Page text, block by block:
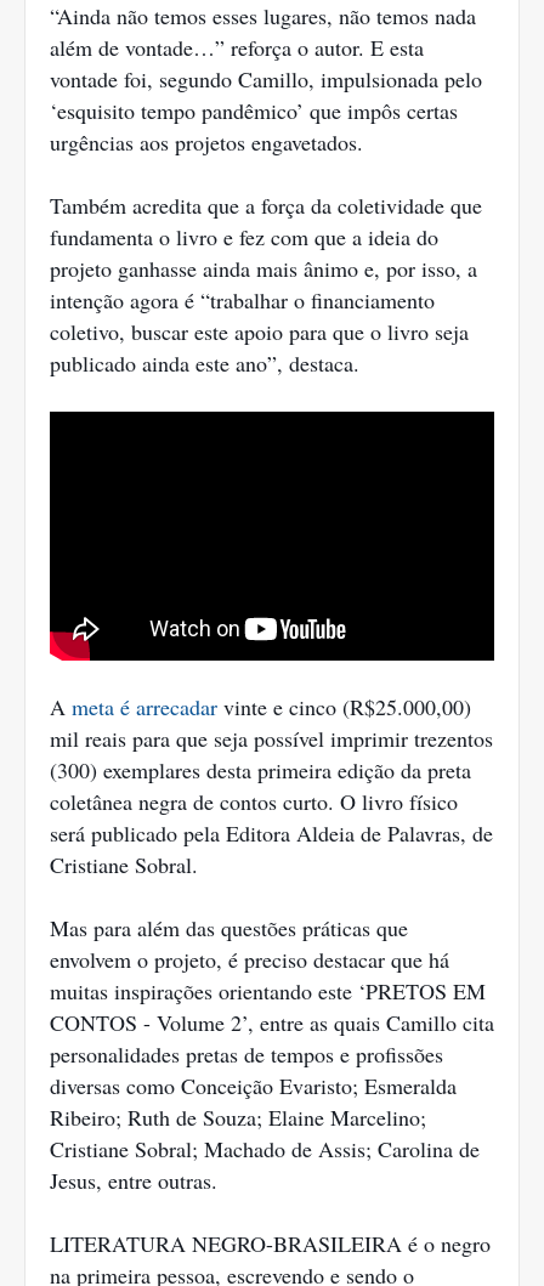
“Ainda não temos esses lugares, não temos nada
além de vontade…” reforça o autor. E esta
vontade foi, segundo Camillo, impulsionada pelo
‘esquisito tempo pandêmico’ que impôs certas
urgências aos projetos engavetados.
Também acredita que a força da coletividade que
fundamenta o livro e fez com que a ideia do
projeto ganhasse ainda mais ânimo e, por isso, a
intenção agora é “trabalhar o financiamento
coletivo, buscar este apoio para que o livro seja
publicado ainda este ano”, destaca.
A meta é arrecadar vinte e cinco (R$25.000,00)
mil reais para que seja possível imprimir trezentos
(300) exemplares desta primeira edição da preta
coletânea negra de contos curto. O livro físico
será publicado pela Editora Aldeia de Palavras, de
Cristiane Sobral.
Mas para além das questões práticas que
envolvem o projeto, é preciso destacar que há
muitas inspirações orientando este ‘PRETOS EM
CONTOS - Volume 2’, entre as quais Camillo cita
personalidades pretas de tempos e profissões
diversas como Conceição Evaristo; Esmeralda
Ribeiro; Ruth de Souza; Elaine Marcelino;
Cristiane Sobral; Machado de Assis; Carolina de
Jesus, entre outras.
LITERATURA NEGRO-BRASILEIRA é o negro
na primeira pessoa, escrevendo e sendo o